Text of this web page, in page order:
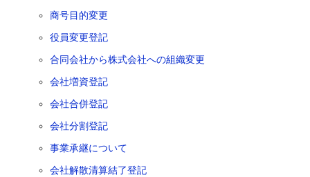
商号目的変更
役員変更登記
合同会社から株式会社への組織変更
会社増資登記
会社合併登記
会社分割登記
事業承継について
会社解散清算結了登記